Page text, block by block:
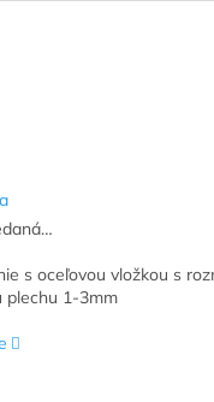
s oceľovou vložkou s
plechu 1-3mm